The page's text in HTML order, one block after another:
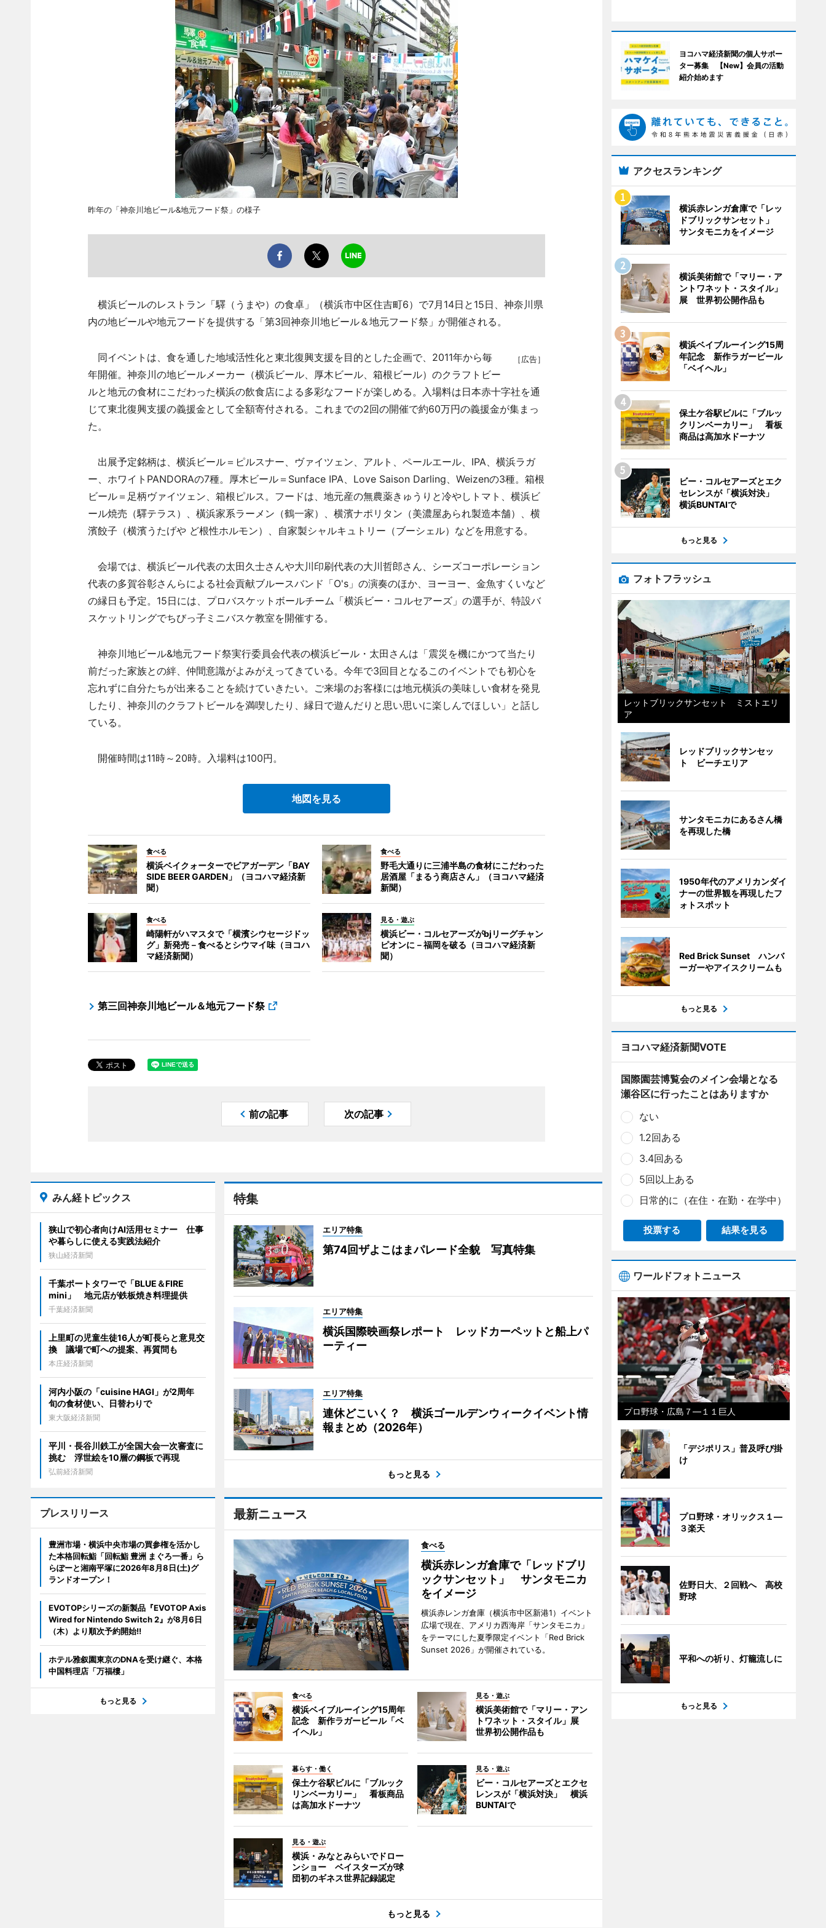
昨年の「神奈川地ビール&地元フード祭」の様子
横浜ビールのレストラン「驛（うまや）の食卓」（横浜市中区住吉町6）で7月14日と15日、神奈川県
内の地ビールや地元フードを提供する「第3回神奈川地ビール＆地元フード祭」が開催される。
［広告］
同イベントは、食を通した地域活性化と東北復興支援を目的とした企画で、2011年から毎
年開催。神奈川の地ビールメーカー（横浜ビール、厚木ビール、箱根ビール）のクラフトビー
ルと地元の食材にこだわった橫浜の飲食店による多彩なフードが楽しめる。入場料は日本赤十字社を通
じて東北復興支援の義援金として全額寄付される。これまでの2回の開催で約60万円の義援金が集まっ
た。
出展予定銘柄は、横浜ビール＝ピルスナー、ヴァイツェン、アルト、ペールエール、IPA、横浜ラガ
ー、ホワイトPANDORAの7種。厚木ビール＝Sunface IPA、Love Saison Darling、Weizenの3種。箱根
ビール＝足柄ヴァイツェン、箱根ピルス。フードは、地元産の無農薬きゅうりと冷やしトマト、横浜ビ
ール焼売（驛テラス）、橫浜家系ラーメン（鶴一家）、横濱ナポリタン（美濃屋あられ製造本舗）、横
濱餃子（横濱うたげや ど根性ホルモン）、自家製シャルキュトリー（ブーシェル）などを用意する。
会場では、横浜ビール代表の太田久士さんや大川印刷代表の大川哲郎さん、シーズコーポレーション
代表の多賀谷彰さんらによる社会貢献ブルースバンド「O's」の演奏のほか、ヨーヨー、金魚すくいなど
の縁日も予定。15日には、プロバスケットボールチーム「横浜ビー・コルセアーズ」の選手が、特設バ
スケットリングでちびっ子ミニバスケ教室を開催する。
神奈川地ビール&地元フード祭実行委員会代表の横浜ビール・太田さんは「震災を機にかつて当たり
前だった家族との絆、仲間意識がよみがえってきている。今年で3回目となるこのイベントでも初心を
忘れずに自分たちが出来ることを続けていきたい。ご来場のお客様には地元橫浜の美味しい食材を発見
したり、神奈川のクラフトビールを満喫したり、縁日で遊んだりと思い思いに楽しんでほしい」と話し
ている。
開催時間は11時～20時。入場料は100円。
地図を見る
食べる
横浜ベイクォーターでビアガーデン「BAY
SIDE BEER GARDEN」（ヨコハマ経済新
聞）
食べる
野毛大通りに三浦半島の食材にこだわった
居酒屋「まるう商店さん」（ヨコハマ経済
新聞）
食べる
崎陽軒がハマスタで「横濱シウセージドッ
グ」新発売－食べるとシウマイ味（ヨコハ
マ経済新聞）
見る・遊ぶ
横浜ビー・コルセアーズがbjリーグチャン
ピオンに－福岡を破る（ヨコハマ経済新
聞）
第三回神奈川地ビール＆地元フード祭
前の記事 次の記事
特集
エリア特集
第74回ザよこはまパレード全貌 写真特集
エリア特集
横浜国際映画祭レポート レッドカーペットと船上パ
ーティー
エリア特集
連休どこいく？ 横浜ゴールデンウィークイベント情
報まとめ（2026年）
もっと見る
最新ニュース
食べる
横浜赤レンガ倉庫で「レッドブリ
ックサンセット」 サンタモニカ
をイメージ
横浜赤レンガ倉庫（横浜市中区新港1）イベント
広場で現在、アメリカ西海岸「サンタモニカ」
をテーマにした夏季限定イベント「Red Brick
Sunset 2026」が開催されている。
食べる
横浜ベイブルーイング15周年
記念 新作ラガービール「ベ
イヘル」
見る・遊ぶ
横浜美術館で「マリー・アン
トワネット・スタイル」展
世界初公開作品も
暮らす・働く
保土ケ谷駅ビルに「ブルック
リンベーカリー」 看板商品
は高加水ドーナツ
見る・遊ぶ
ビー・コルセアーズとエクセ
レンスが「横浜対決」 横浜
BUNTAIで
見る・遊ぶ
横浜・みなとみらいでドロー
ンショー ベイスターズが球
団初のギネス世界記録認定
もっと見る
みん経トピックス
狭山で初心者向けAI活用セミナー 仕事
や暮らしに使える実践法紹介
狭山経済新聞
千葉ポートタワーで「BLUE＆FIRE
mini」 地元店が鉄板焼き料理提供
千葉経済新聞
上里町の児童生徒16人が町長らと意見交
換 議場で町への提案、再質問も
本庄経済新聞
河内小阪の「cuisine HAGI」が2周年
旬の食材使い、日替わりで
東大阪経済新聞
平川・長谷川鉄工が全国大会一次審査に
挑む 浮世絵を10層の鋼板で再現
弘前経済新聞
プレスリリース
豊洲市場・横浜中央市場の買参権を活かし
た本格回転鮨「回転鮨 豊洲 まぐろ一番」ら
らぽーと湘南平塚に2026年8月8日(土)グ
ランドオープン！
EVOTOPシリーズの新製品『EVOTOP Axis
Wired for Nintendo Switch 2』が8月6日
（木）より順次予約開始!!
ホテル雅叙園東京のDNAを受け継ぐ、本格
中国料理店「万福樓」
もっと見る
ヨコハマ経済新聞の個人サポー
ター募集 【New】会員の活動
紹介始めます
アクセスランキング
横浜赤レンガ倉庫で「レッ
ドブリックサンセット」
サンタモニカをイメージ
横浜美術館で「マリー・ア
ントワネット・スタイル」
展 世界初公開作品も
横浜ベイブルーイング15周
年記念 新作ラガービール
「ベイヘル」
保土ケ谷駅ビルに「ブルッ
クリンベーカリー」 看板
商品は高加水ドーナツ
ビー・コルセアーズとエク
セレンスが「横浜対決」
横浜BUNTAIで
もっと見る
フォトフラッシュ
レットブリックサンセット ミストエリ
ア
レッドブリックサンセッ
ト ビーチエリア
サンタモニカにあるさん橋
を再現した橋
1950年代のアメリカンダイ
ナーの世界観を再現したフ
ォトスポット
Red Brick Sunset ハンバ
ーガーやアイスクリームも
もっと見る
ヨコハマ経済新聞VOTE
国際園芸博覧会のメイン会場となる
瀬谷区に行ったことはありますか
ない
1.2回ある
3.4回ある
5回以上ある
日常的に（在住・在勤・在学中）
投票する 結果を見る
ワールドフォトニュース
プロ野球・広島７―１１巨人
「デジポリス」普及呼び掛
け
プロ野球・オリックス１―
３楽天
佐野日大、２回戦へ 高校
野球
平和への祈り、灯籠流しに
もっと見る